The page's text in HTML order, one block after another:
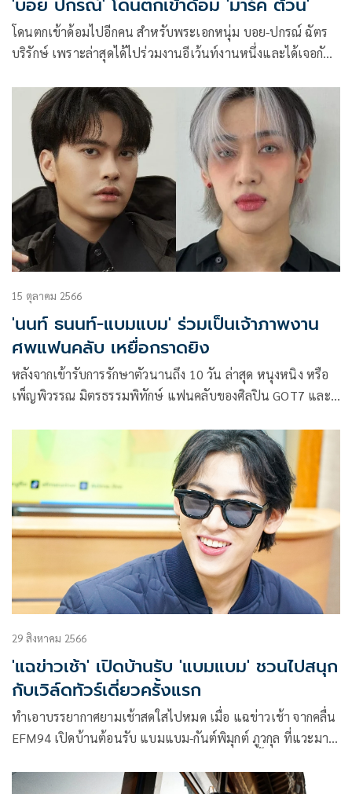
โดนตกเข้าด้อมไปอีกคน สำหรับพระเอกหนุ่ม บอย-ปกรณ์ ฉัตร
บริรักษ์ เพราะล่าสุดได้ไปร่วมงานอีเว้นท์งานหนึ่งและได้เจอกับ
ด์เกาหลีใต้ ที่มีความเฟรนลี่ เป็นกันเองสุดๆ ทำเอาหนุ่มบอยถึง
กับเอ่ยปากชมไม่หยุด
15 ตุลาคม 2566
'นนท์ ธนนท์-แบมแบม' ร่วมเป็นเจ้าภาพงาน
ศพแฟนคลับ เหยื่อกราดยิง
หลังจากเข้ารับการรักษาตัวนานถึง 10 วัน ล่าสุด หนุงหนิง หรือ
เพ็ญพิวรรณ มิตรธรรมพิทักษ์ แฟนคลับของศิลปิน GOT7 และ
เสียชีวิตลงแล้ว ทางครอบครัวจึงได้ออกมาแจ้งถึงกำหนดการสวด
อภิธรรม โดยจะตั้งบำเพ็ญกุศลที่ วัดบางไผ่พระอารามหลวง
จ.นนทบุรี ศาลา 2
29 สิงหาคม 2566
'แฉข่าวเช้า' เปิดบ้านรับ 'แบมแบม' ชวนไปสนุก
กับเวิล์ดทัวร์เดี่ยวครั้งแรก
ทำเอาบรรยากาศยามเช้าสดใสไปหมด เมื่อ แฉข่าวเช้า จากคลื่น
EFM94 เปิดบ้านต้อนรับ แบมแบม-กันต์พิมุกต์ ภูวกุล ที่แวะมา
กับสิ่งที่ทุกคนไม่เคยคาดคิด เพราะนี่คือความพิเศษซึ่งจะเกิดขึ้น